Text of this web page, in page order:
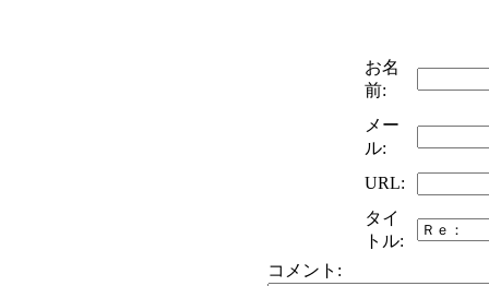
お名
前:
メー
ル:
URL:
タイ
トル:
コメント: